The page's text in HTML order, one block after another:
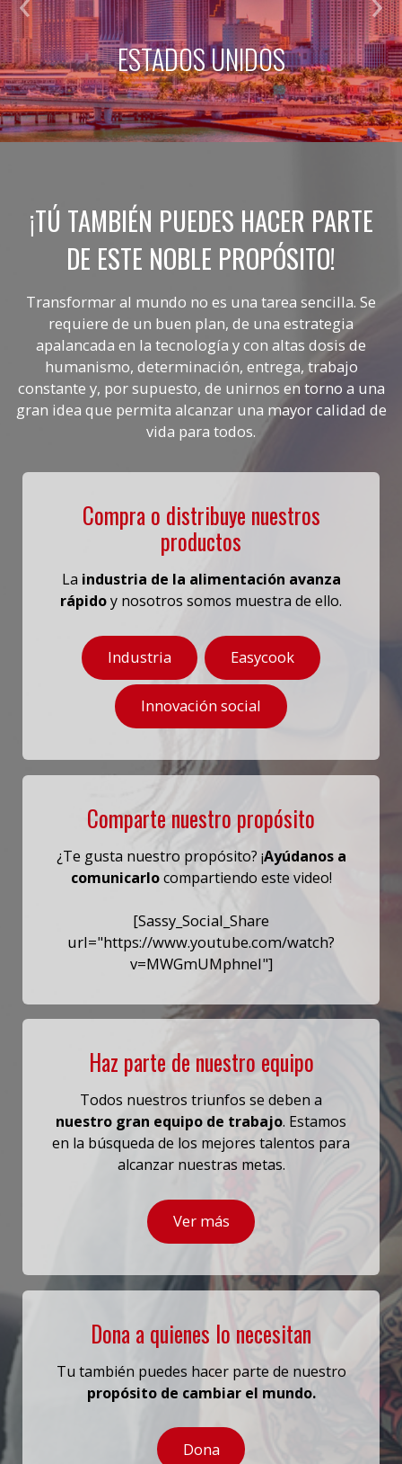
ESTADOS UNIDOS
¡TÚ TAMBIÉN PUEDES HACER PARTE
DE ESTE NOBLE PROPÓSITO!
Transformar al mundo no es una tarea sencilla. Se
requiere de un buen plan, de una estrategia
apalancada en la tecnología y con altas dosis de
humanismo, determinación, entrega, trabajo
constante y, por supuesto, de unirnos en torno a una
gran idea que permita alcanzar una mayor calidad de
vida para todos.
Compra o distribuye nuestros
productos
La industria de la alimentación avanza
rápidoy nosotros somos muestra de ello.
Industria Easycook
Innovación social
Comparte nuestro propósito
¿Te gusta nuestro propósito? ¡Ayúdanos a
comunicarlocompartiendo este video!
[Sassy_Social_Share
url="https://www.youtube.com/watch?
v=MWGmUMphneI"]
Haz parte de nuestro equipo
Todos nuestros triunfos se deben a
nuestro gran equipo de trabajo. Estamos
en la búsqueda de los mejores talentos para
alcanzar nuestras metas.
Ver más
Dona a quienes lo necesitan
Tu también puedes hacer parte de nuestro
propósito de cambiar el mundo.
Dona